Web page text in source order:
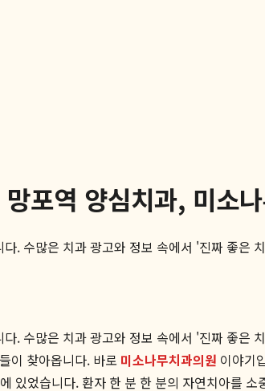
포역 양심치과, 미소
. 수많은 치과 광고와 정보 속에서 '진짜 좋은
. 수많은 치과 광고와 정보 속에서 '진짜 좋은
이 찾아옵니다. 바로 미소나무치과의원 이야기
었습니다. 환자 한 분 한 분의 자연치아를